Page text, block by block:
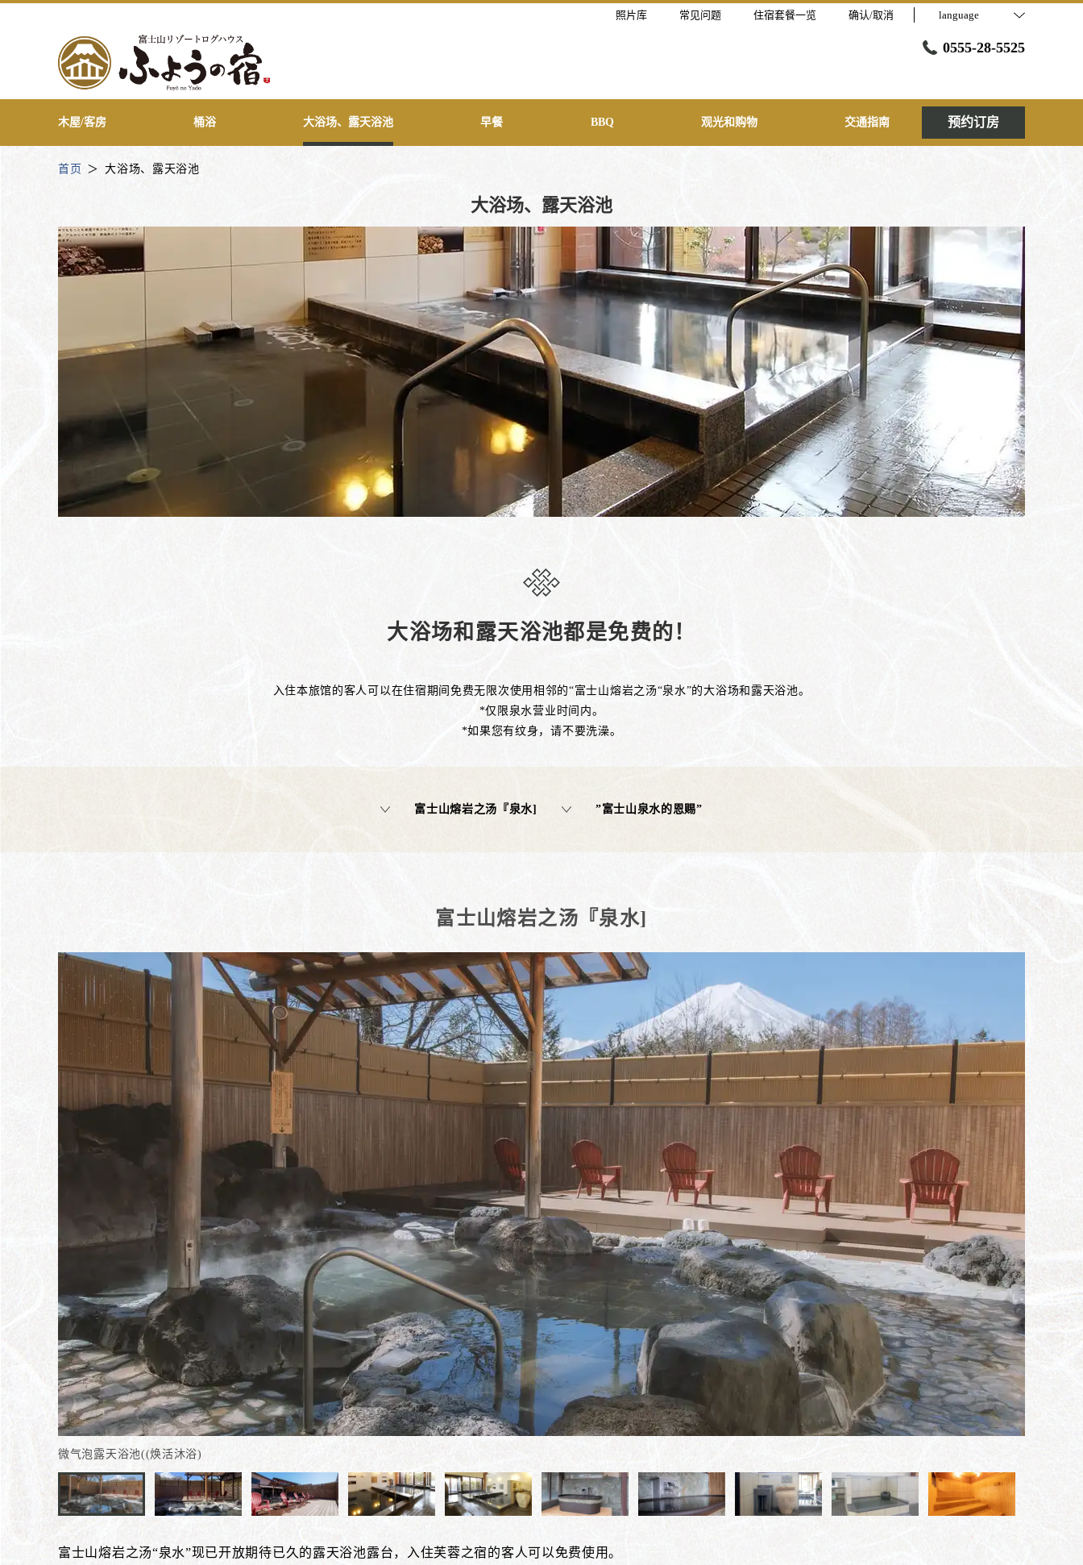
照片库 常见问题 住宿套餐一览 确认/取消 language
0555-28-5525
木屋/客房 桶浴 大浴场、露天浴池 早餐 BBQ 观光和购物 交通指南 预约订房
首页 大浴场、露天浴池
大浴场、露天浴池
大浴场和露天浴池都是免费的！
入住本旅馆的客人可以在住宿期间免费无限次使用相邻的“富士山熔岩之汤“泉水”的大浴场和露天浴池。
*仅限泉水营业时间内。
*如果您有纹身，请不要洗澡。
富士山熔岩之汤『泉水] ”富士山泉水的恩赐”
富士山熔岩之汤『泉水]
微气泡露天浴池((焕活沐浴)
富士山熔岩之汤“泉水”现已开放期待已久的露天浴池露台，入住芙蓉之宿的客人可以免费使用。